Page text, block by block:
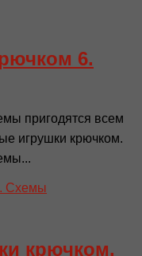
6.
пригодятся всем
игрушки крючком.
крючком.